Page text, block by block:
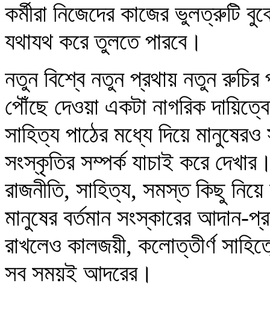
কর্মীরা নিজেদের কাজের ভুলত্রুটি
যথাযথ করে তুলতে পারবে।
নতুন বিশ্বে নতুন প্রথায় নতুন রুচির
পৌঁছে দেওয়া একটা নাগরিক
সাহিত্য পাঠের মধ্যে দিয়ে
সংস্কৃতির সম্পর্ক যাচাই করে
রাজনীতি, সাহিত্য, সমস্ত কিছু নিয়ে
মানুষের বর্তমান সংস্কারের
রাখলেও কালজয়ী, কলোত্তীর্ণ
সব সময়ই আদরের।